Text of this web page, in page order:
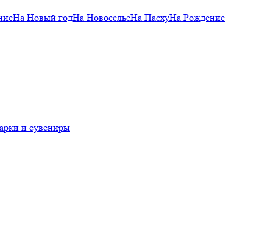
На Новый годНа НовосельеНа ПасхуНа Рождение
и сувениры